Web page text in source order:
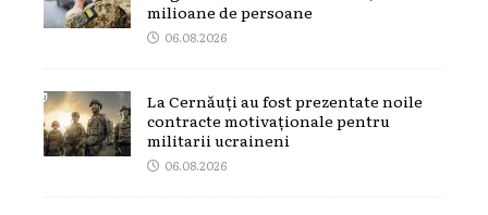
milioane de persoane
06.08.2026
La Cernăuți au fost prezentate noile
contracte motivaționale pentru
militarii ucraineni
06.08.2026